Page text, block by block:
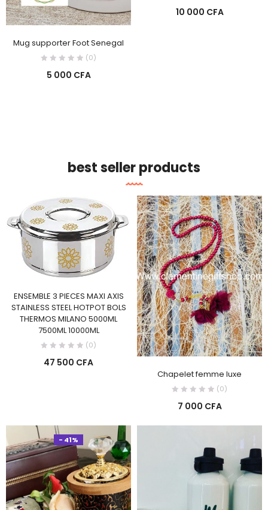
Mug supporter Foot Senegal
(0)
5 000 CFA
10 000 CFA
best seller products
ENSEMBLE 3 PIECES MAXI AXIS
STAINLESS STEEL HOTPOT BOLS
THERMOS MILANO 5000ML
7500ML 10000ML
(0)
47 500 CFA
Chapelet femme luxe
(0)
7 000 CFA
- 41%